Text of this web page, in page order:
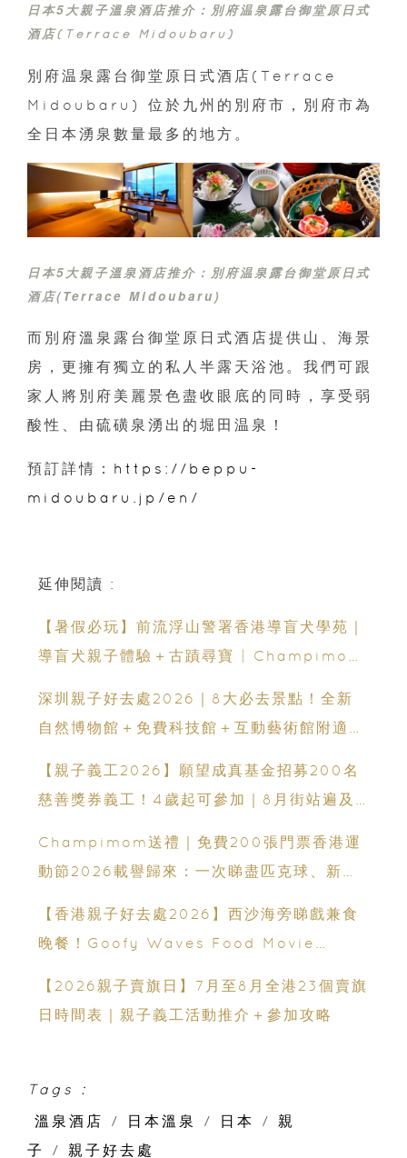
日本5大親子溫泉酒店推介： 別府温泉露台御堂原日式
酒店(Terrace Midoubaru)
別府温泉露台御堂原日式酒店(Terrace
Midoubaru) 位於九州的別府市，別府市為
全日本湧泉數量最多的地方。
日本5大親子溫泉酒店推介： 別府温泉露台御堂原日式
酒店(Terrace Midoubaru)
而別府溫泉露台御堂原日式酒店提供山、海景
房，更擁有獨立的私人半露天浴池。我們可跟
家人將別府美麗景色盡收眼底的同時，享受弱
酸性、由硫磺泉湧出的堀田温泉！
預訂詳情： https://beppu-
midoubaru.jp/en/
延伸閱讀 :
【暑假必玩】前流浮山警署香港導盲犬學苑｜
導盲犬親子體驗＋古蹟尋寶 | Champimom
深圳親子好去處2026｜8大必去景點！全新
自然博物館＋免費科技館＋互動藝術館附適合
【親子義工2026】願望成真基金招募200名
慈善獎券義工！4歲起可參加｜8月街站遍及
Champimom送禮｜免費200張門票香港運
動節2026載譽歸來：一次睇盡匹克球、新興
【香港親子好去處2026】西沙海旁睇戲兼食
晚餐！Goofy Waves Food Movie
【2026親子賣旗日】7月至8月全港23個賣旗
日時間表｜親子義工活動推介＋參加攻略
Tags :
溫泉酒店
/ 日本溫泉 / 日本 /
親
子
/ 親子好去處